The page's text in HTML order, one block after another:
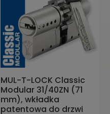
MUL-T-LOCK Classic
Modular 31/40ZN (71
mm), wkładka
patentowa do drzwi